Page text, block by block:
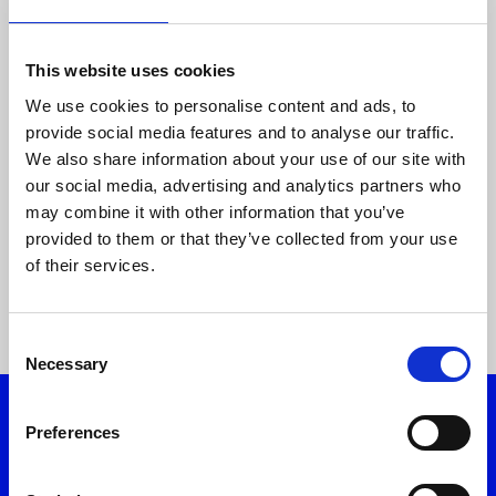
This website uses cookies
We use cookies to personalise content and ads, to
provide social media features and to analyse our traffic.
We also share information about your use of our site with
our social media, advertising and analytics partners who
may combine it with other information that you’ve
provided to them or that they’ve collected from your use
of their services.
Selection
Necessary
Preferences
+ α
Ο συντελεστής απωλειών καθορίζεται από τον
Διαχειριστή Δικτύου Διανομής και εγκρίνεται
με απόφαση της ΡΑΕ, σύμφωνα με τα
προβλεπόμενα στο άρθρο 126 παρ. 4 του
ΚΔΕΣΜΗΕ.
Ο τρέχων συντελεστής απωλειών Μέσης Τάσης
είναι 1,0377 και δύναται να αναπροσαρμοστεί
σε μελλοντικό χρόνο.